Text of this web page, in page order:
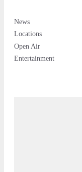
News
Locations
Open Air
Entertainment